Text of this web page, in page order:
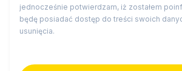
jednocześnie potwierdzam, iż zostałem
będę posiadać dostęp do treści swoich
usunięcia.